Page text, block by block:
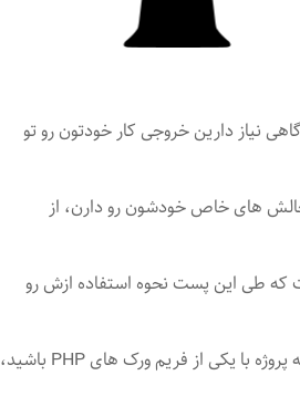
نیاز دارین خروجی کار خودتون رو تو
های خاص خودشون رو دارن، از
که طی این پست نحوه استفاده ازش رو
به عنوان مثال اگه در حال طراحی یه PWA یا وب اپ برای یه پروژه با یکی از فریم ورک های PHP باشید،